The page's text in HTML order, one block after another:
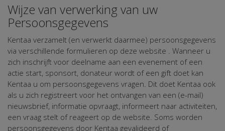
Wijze van verwerking van uw
Persoonsgegevens
Kentaa verzamelt (en verwerkt daarmee) persoonsgegevens
via verschillende formulieren op deze website . Wanneer u
zich inschrijft voor deelname aan een evenement of een
actie start, sponsort, donateur wordt of een gift doet kan
Kentaa u om persoonsgegevens vragen. Dit doet Kentaa ook
als u zich registreert voor het ontvangen van een (e-mail)
nieuwsbrief, informatie opvraagt, informeert naar activiteiten,
een vraag stelt of reageert op de website. Soms worden
persoonsgegevens door Kentaa gevalideerd of